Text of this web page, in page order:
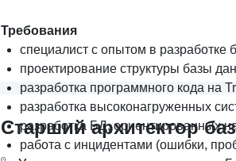
Требования
специалист с опытом в разработке
проектирование структуры базы
разработка программного кода на
разработка высоконагруженных
разработка БД, ориентированных
работа с инцидентами (ошибки,
Старший архитектор